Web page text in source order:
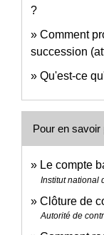
?
Comment
succession
Qu'est-ce
Pour en savoir
Le compte
Institut national
Clôture de
Autorité de